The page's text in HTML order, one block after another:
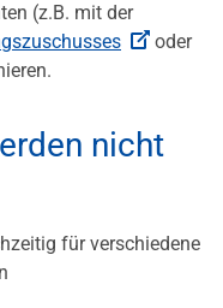
(z.B. mit der
oder
nicht
für verschiedene